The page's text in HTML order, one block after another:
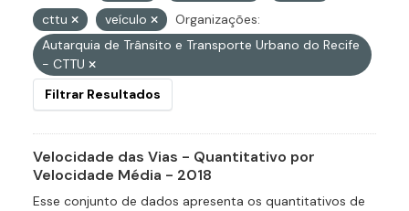
cttu
veículo
Organizações:
Autarquia de Trânsito e Transporte Urbano do Recife
- CTTU
Filtrar Resultados
Velocidade das Vias - Quantitativo por
Velocidade Média - 2018
Esse conjunto de dados apresenta os quantitativos de